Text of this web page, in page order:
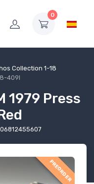
0
Collection 1-18
409I
1979 Press
PREORDER